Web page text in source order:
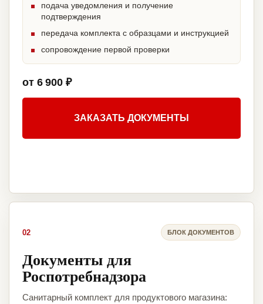
подача уведомления и получение
подтверждения
передача комплекта с образцами и инструкцией
сопровождение первой проверки
от 6 900 ₽
ЗАКАЗАТЬ ДОКУМЕНТЫ
02 БЛОК ДОКУМЕНТОВ
Документы для
Роспотребнадзора
Санитарный комплект для продуктового магазина: